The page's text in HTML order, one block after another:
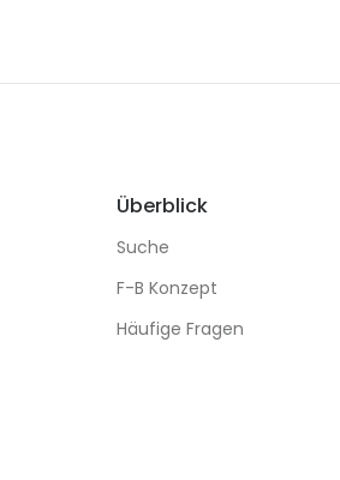
Überblick
Suche
F-B Konzept
Häufige Fragen